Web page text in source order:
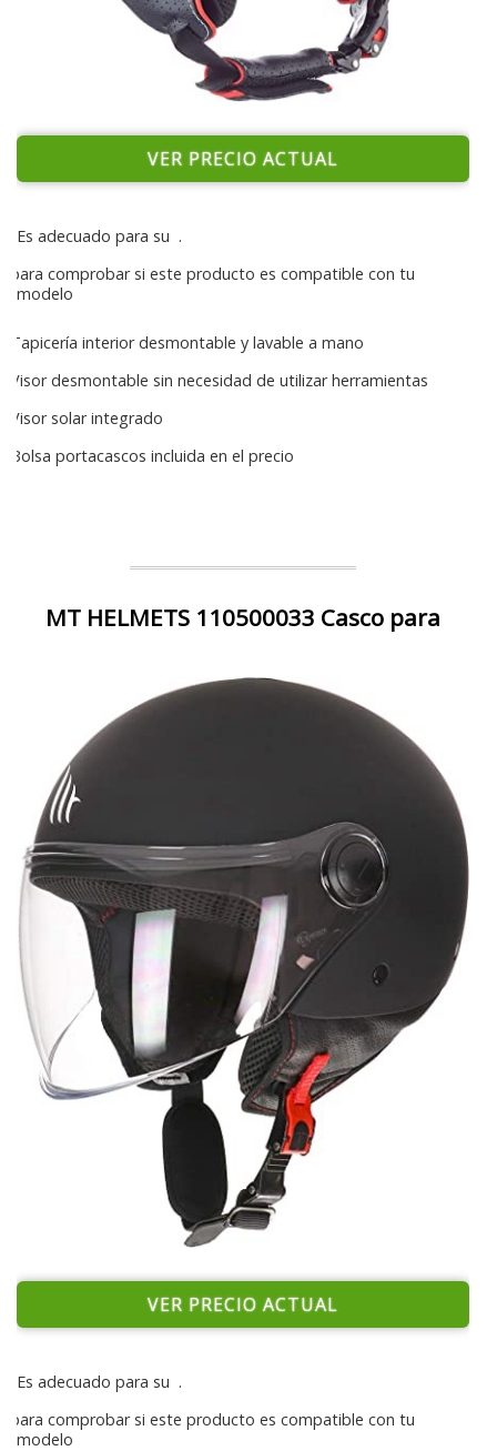
VER PRECIO ACTUAL
Es adecuado para su .
para comprobar si este producto es compatible con tu
modelo
Tapicería interior desmontable y lavable a mano
Visor desmontable sin necesidad de utilizar herramientas
Visor solar integrado
Bolsa portacascos incluida en el precio
MT HELMETS 110500033 Casco para
VER PRECIO ACTUAL
Es adecuado para su .
para comprobar si este producto es compatible con tu
modelo